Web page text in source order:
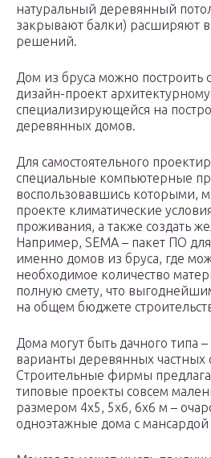
натуральный деревянный
закрывают балки) расширяют
решений.
Дом из бруса можно построить
дизайн-проект
специализирующейся на
деревянных домов.
Для самостоятельного
специальные компьютерные
воспользовавшись которыми,
проекте климатические
проживания, а также создать
Например, SEMA – пакет ПО
именно домов из бруса, где
необходимое количество
полную смету, что
на общем бюджете
Дома могут быть дачного типа
варианты деревянных частных
Строительные фирмы
типовые проекты совсем
размером 4х5, 5х6, 6х6 м –
одноэтажные дома с